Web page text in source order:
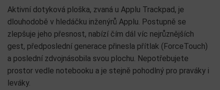
Aktivní dotyková ploška, zvaná u Applu Trackpad, je
dlouhodobě v hledáčku inženýrů Applu. Postupně se
zlepšuje jeho přesnost, nabízí čím dál víc nejrůznějších
gest, předposlední generace přinesla přítlak (ForceTouch)
a poslední zdvojnásobila svou plochu. Nepotřebujete
prostor vedle notebooku a je stejně pohodlný pro praváky i
leváky.